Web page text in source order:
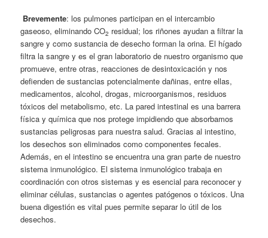
Brevemente: los pulmones participan en el intercambio
gaseoso, eliminando CO2 residual; los riñones ayudan a filtrar la
sangre y como sustancia de desecho forman la orina. El hígado
filtra la sangre y es el gran laboratorio de nuestro organismo que
promueve, entre otras, reacciones de desintoxicación y nos
defienden de sustancias potencialmente dañinas, entre ellas,
medicamentos, alcohol, drogas, microorganismos, residuos
tóxicos del metabolismo, etc. La pared intestinal es una barrera
física y química que nos protege impidiendo que absorbamos
sustancias peligrosas para nuestra salud. Gracias al intestino,
los desechos son eliminados como componentes fecales.
Además, en el intestino se encuentra una gran parte de nuestro
sistema inmunológico. El sistema inmunológico trabaja en
coordinación con otros sistemas y es esencial para reconocer y
eliminar células, sustancias o agentes patógenos o tóxicos. Una
buena digestión es vital pues permite separar lo útil de los
desechos.